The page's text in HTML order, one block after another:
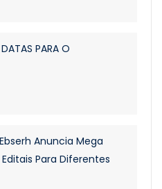
PARA O
Anuncia Mega
Para Diferentes